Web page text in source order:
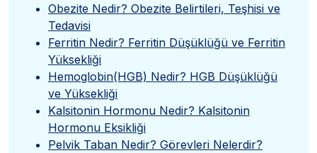
Obezite Nedir? Obezite Belirtileri, Teşhisi ve
Tedavisi
Ferritin Nedir? Ferritin Düşüklüğü ve Ferritin
Yüksekliği
Hemoglobin(HGB) Nedir? HGB Düşüklüğü
ve Yüksekliği
Kalsitonin Hormonu Nedir? Kalsitonin
Hormonu Eksikliği
Pelvik Taban Nedir? Görevleri Nelerdir?